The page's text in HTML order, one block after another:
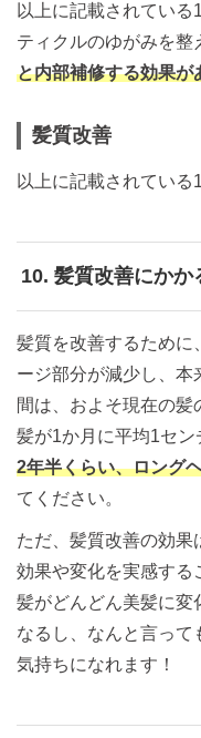
以上に記載されてい
ティクルのゆがみを整
と内部補修する効果が
髪質改善
以上に記載されている
10. 髪質改善にかか
髪質を改善するために
ージ部分が減少し、本
間は、およそ現在の髪
髪が1か月に平均1セン
2年半くらい、ロング
てください。
ただ、髪質改善の効
効果や変化を実感する
髪がどんどん美髪に変
なるし、なんと言っ
気持ちになれます！